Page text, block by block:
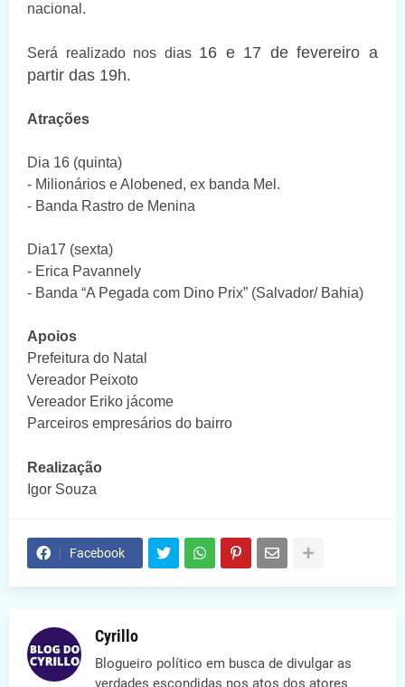
nacional.
Será realizado nos dias 16 e 17 de fevereiro a
partir das 19h.
Atrações
Dia 16 (quinta)
- Milionários e Alobened, ex banda Mel.
- Banda Rastro de Menina
Dia17 (sexta)
- Erica Pavannely
- Banda “A Pegada com Dino Prix” (Salvador/ Bahia)
Apoios
Prefeitura do Natal
Vereador Peixoto
Vereador Eriko jácome
Parceiros empresários do bairro
Realização
Igor Souza
Facebook
Cyrillo
Blogueiro político em busca de divulgar as
verdades escondidas nos atos dos atores